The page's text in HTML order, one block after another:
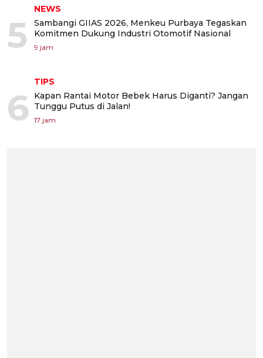
5
NEWS
Sambangi GIIAS 2026, Menkeu Purbaya Tegaskan
Komitmen Dukung Industri Otomotif Nasional
9 jam
6
TIPS
Kapan Rantai Motor Bebek Harus Diganti? Jangan
Tunggu Putus di Jalan!
17 jam